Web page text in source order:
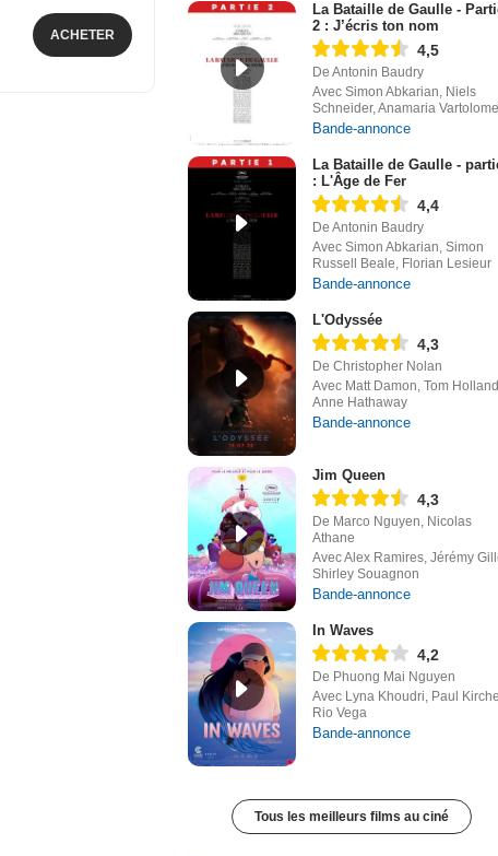
ACHETER
La Bataille de Gaulle -
2 : J’écris ton nom
4,5
De Antonin Baudry
Avec Simon Abkarian, Niels
Schneider, Anamaria
Bande-annonce
La Bataille de Gaulle -
: L'Âge de Fer
4,4
De Antonin Baudry
Avec Simon Abkarian, Simon
Russell Beale, Florian Lesieur
Bande-annonce
L'Odyssée
4,3
De Christopher Nolan
Avec Matt Damon, Tom
Anne Hathaway
Bande-annonce
Jim Queen
4,3
De Marco Nguyen, Nicolas
Athane
Avec Alex Ramires, Jérémy
Shirley Souagnon
Bande-annonce
In Waves
4,2
De Phuong Mai Nguyen
Avec Lyna Khoudri, Paul
Rio Vega
Bande-annonce
Tous les meilleurs films au ciné